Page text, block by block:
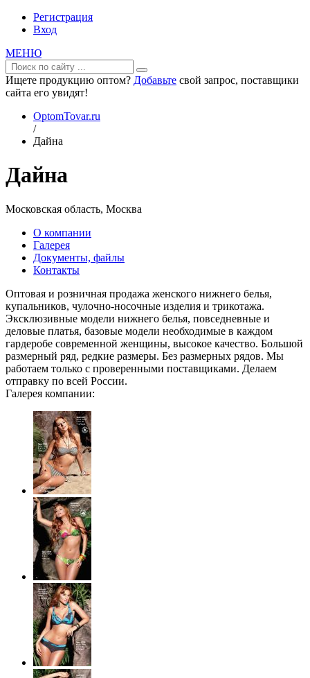
Регистрация
Вход
МЕНЮ
Ищете продукцию оптом? Добавьте свой запрос, поставщики
сайта его увидят!
OptomTovar.ru
/
Дайна
Дайна
Московская область, Москва
О компании
Галерея
Документы, файлы
Контакты
Оптовая и розничная продажа женского нижнего белья,
купальников, чулочно-носочные изделия и трикотажа.
Эксклюзивные модели нижнего белья, повседневные и
деловые платья, базовые модели необходимые в каждом
гардеробе современной женщины, высокое качество. Большой
размерный ряд, редкие размеры. Без размерных рядов. Мы
работаем только с проверенными поставщиками. Делаем
отправку по всей России.
Галерея компании: